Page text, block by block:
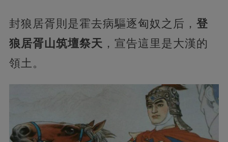
封狼居胥則是霍去病驅逐匈奴之后， 登
狼居胥山筑壇祭天 ，宣告這里是大漢的
領土。